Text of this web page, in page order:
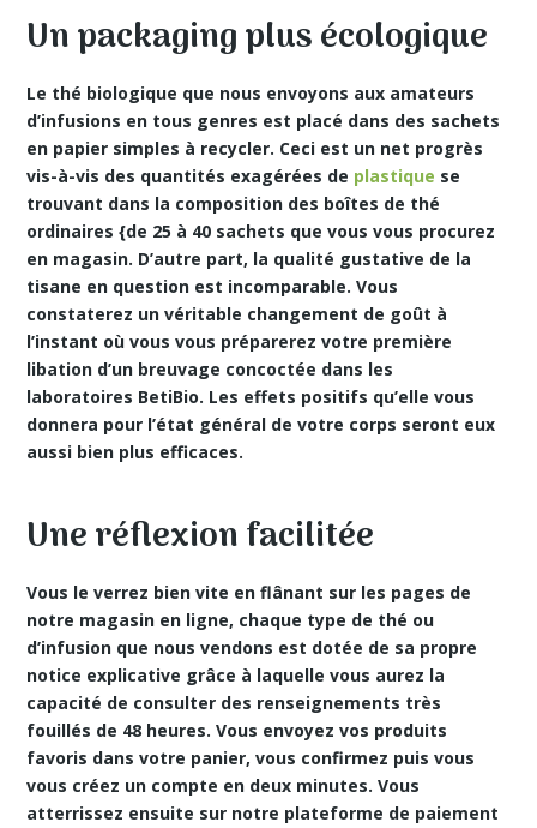
Un packaging plus écologique
Le thé biologique que nous envoyons aux amateurs
d’infusions en tous genres est placé dans des sachets
en papier simples à recycler. Ceci est un net progrès
vis-à-vis des quantités exagérées de plastique se
trouvant dans la composition des boîtes de thé
ordinaires {de 25 à 40 sachets que vous vous procurez
en magasin. D’autre part, la qualité gustative de la
tisane en question est incomparable. Vous
constaterez un véritable changement de goût à
l’instant où vous vous préparerez votre première
libation d’un breuvage concoctée dans les
laboratoires BetiBio. Les effets positifs qu’elle vous
donnera pour l’état général de votre corps seront eux
aussi bien plus efficaces.
Une réflexion facilitée
Vous le verrez bien vite en flânant sur les pages de
notre magasin en ligne, chaque type de thé ou
d’infusion que nous vendons est dotée de sa propre
notice explicative grâce à laquelle vous aurez la
capacité de consulter des renseignements très
fouillés de 48 heures. Vous envoyez vos produits
favoris dans votre panier, vous confirmez puis vous
vous créez un compte en deux minutes. Vous
atterrissez ensuite sur notre plateforme de paiement